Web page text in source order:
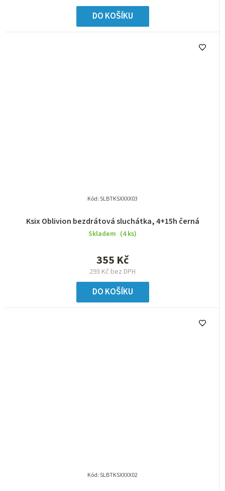
DO KOŠÍKU
Ksix Oblivion bezdrátová sluchátka, 4+15h černá
Skladem (4 ks)
293 Kč bez DPH
355 Kč
DO KOŠÍKU
Kód:SLBTKSXXXX03
Kód:SLBTKSXXXX02